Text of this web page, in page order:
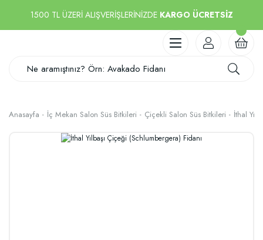
1500 TL ÜZERİ ALIŞVERİŞLERİNİZDE KARGO ÜCRETSİZ
Anasayfa İç Mekan Salon Süs Bitkileri Çiçekli Salon Süs Bitkileri İthal